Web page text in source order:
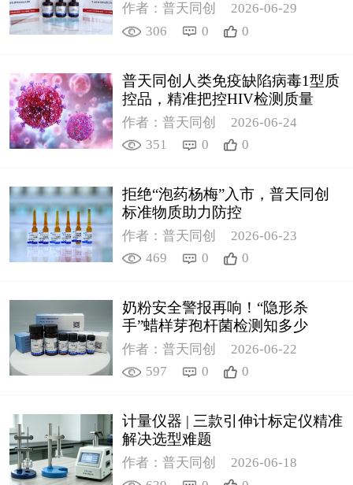
作者：普天同创
2026-06-29
306
0 0
普天同创人类免疫缺陷病毒1型质
控品，精准把控HIV检测质量
作者：普天同创
2026-06-24
351
0 0
拒绝“泡药杨梅”入市，普天同创
标准物质助力防控
作者：普天同创
2026-06-23
469
0 0
奶粉安全警报再响！“隐形杀
手”蜡样芽孢杆菌检测知多少
作者：普天同创
2026-06-22
597
0 0
计量仪器 | 三款引伸计标定仪精准
解决选型难题
作者：普天同创
2026-06-18